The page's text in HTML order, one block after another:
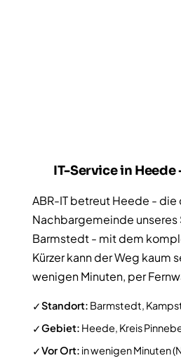
IT-Service in
ABR-IT betreut Heede - die
Nachbargemeinde unseres
Barmstedt - mit dem
Kürzer kann der Weg kaum
wenigen Minuten, per
✓Standort: Barmstedt,
✓Gebiet: Heede, Kreis
✓Vor Ort: in wenigen Minuten